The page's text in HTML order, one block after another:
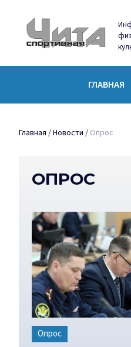
ГЛАВНАЯ
Главная /Новости / Опрос
ОПРОС
Опрос